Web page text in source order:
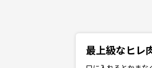
最上級なヒレ